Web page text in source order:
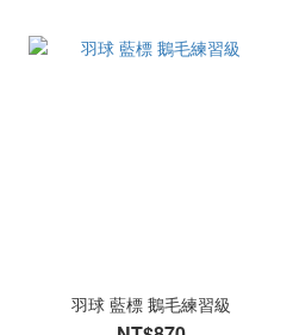
羽球 藍標 鵝毛練習級